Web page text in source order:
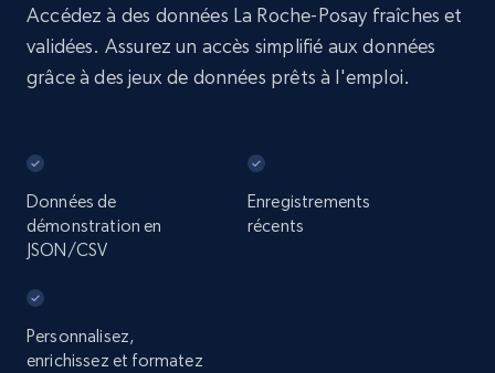
Accédez à des données La Roche-Posay fraîches et
validées. Assurez un accès simplifié aux données
grâce à des jeux de données prêts à l'emploi.
Données de
démonstration en
JSON/CSV
Enregistrements
récents
Personnalisez,
enrichissez et formatez